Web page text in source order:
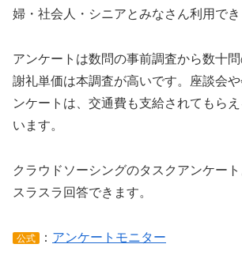
婦・社会人・シニアとみなさん利用でき
アンケートは数問の事前調査から数十問
謝礼単価は本調査が高いです。座談会
ンケートは、交通費も支給されてもら
います。
クラウドソーシングのタスクアンケート
スラスラ回答できます。
公式 ： アンケートモニター